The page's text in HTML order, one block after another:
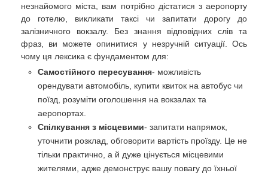
незнайомого міста, вам потрібно дістатися з аеропорту
до готелю, викликати таксі чи запитати дорогу до
залізничного вокзалу. Без знання відповідних слів та
фраз, ви можете опинитися у незручній ситуації. Ось
чому ця лексика є фундаментом для:
Самостійного пересування- можливість
орендувати автомобіль, купити квиток на автобус чи
поїзд, розуміти оголошення на вокзалах та
аеропортах.
Спілкування з місцевими- запитати напрямок,
уточнити розклад, обговорити вартість проїзду. Це не
тільки практично, а й дуже цінується місцевими
жителями, адже демонструє вашу повагу до їхньої